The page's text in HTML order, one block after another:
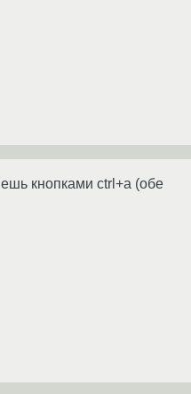
кнопками ctrl+a (обе